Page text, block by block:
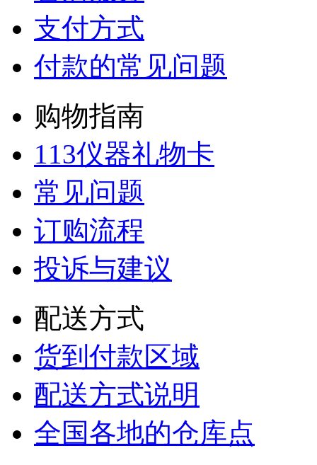
支付方式
付款的常见问题
购物指南
113仪器礼物卡
常见问题
订购流程
投诉与建议
配送方式
货到付款区域
配送方式说明
全国各地的仓库点